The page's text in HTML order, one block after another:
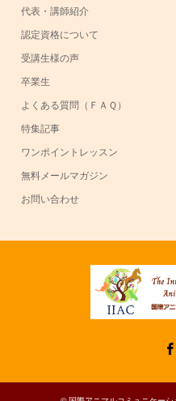
代表・講師紹介
認定資格について
受講生様の声
卒業生
よくある質問（ＦＡＱ）
特集記事
ワンポイントレッスン
無料メールマガジン
お問い合わせ